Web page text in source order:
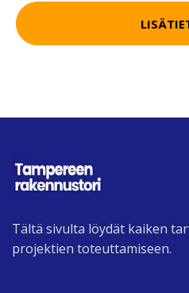
Tältä sivulta löydät kaiken
projektien toteuttamiseen.